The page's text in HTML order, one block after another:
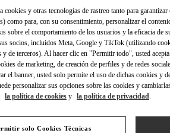
cookies y otras tecnologías de rastreo tanto para
como para, con su consentimiento, personalizar el
sobre el comportamiento de los usuarios y la eficacia de
socios, incluidos Meta, Google y TikTok (utilizando
de terceros). Al hacer clic en "Permitir todo", usted
de marketing, de creación de perfiles y de redes
el banner, usted solo permite el uso de dichas cookies y
personalizar sus opciones sobre las cookies y
la política de cookies y la política de privacidad.
solo Cookies Técnicas